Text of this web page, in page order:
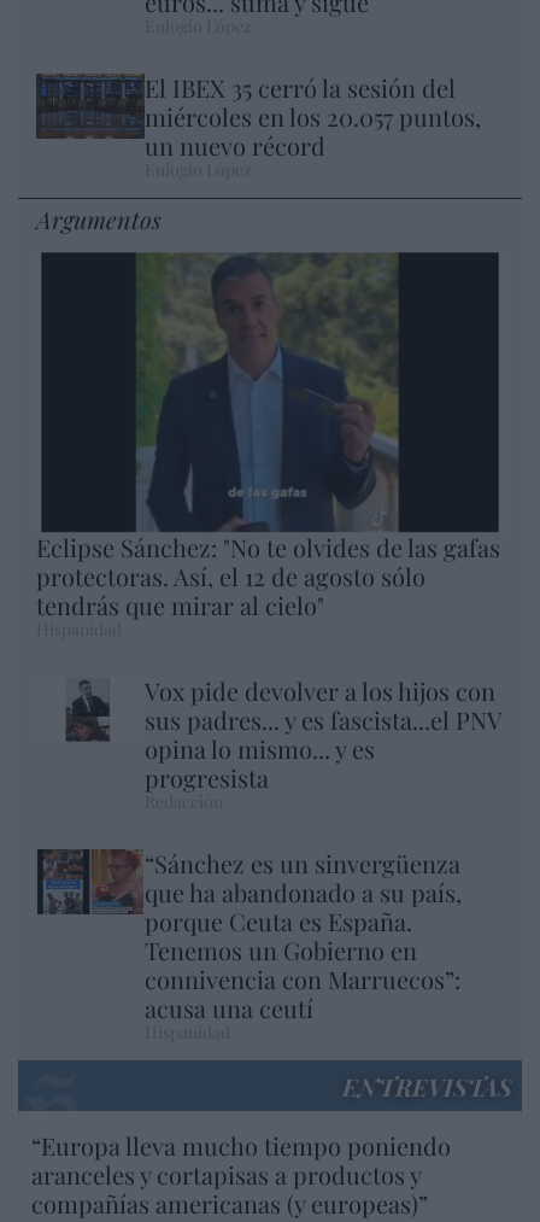
El IBEX 35 cerró la sesión del
miércoles en los 20.057 puntos,
un nuevo récord
Argumentos
Eclipse Sánchez: "No te olvides de las gafas
protectoras. Así, el 12 de agosto sólo
tendrás que mirar al cielo"
Vox pide devolver a los hijos con
sus padres... y es fascista...el PNV
opina lo mismo... y es
progresista
“Sánchez es un sinvergüenza
que ha abandonado a su país,
porque Ceuta es España.
Tenemos un Gobierno en
connivencia con Marruecos”:
acusa una ceutí
ENTREVISTAS
“Europa lleva mucho tiempo poniendo
aranceles y cortapisas a productos y
compañías americanas (y europeas)”